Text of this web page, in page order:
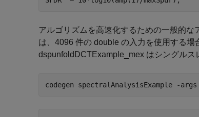
アルゴリズムを高速化するための一般的な
は、4096 件の double の入力を使用する
dspunfoldDCTExample_mex はシングルス
codegen spectralAnalysisExample -args